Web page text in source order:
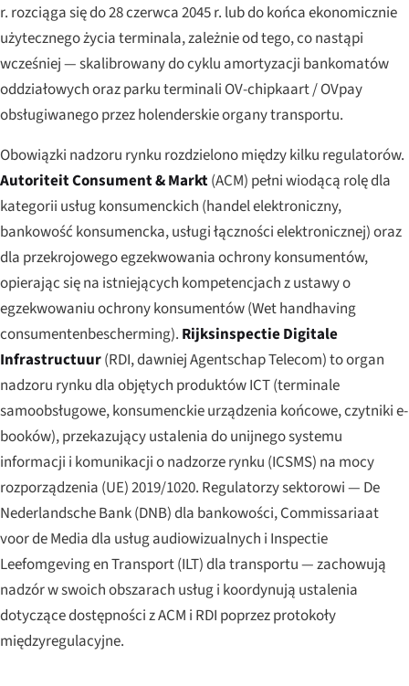
r. rozciąga się do 28 czerwca 2045 r. lub do końca ekonomicznie
użytecznego życia terminala, zależnie od tego, co nastąpi
wcześniej — skalibrowany do cyklu amortyzacji bankomatów
oddziałowych oraz parku terminali OV-chipkaart / OVpay
obsługiwanego przez holenderskie organy transportu.
Obowiązki nadzoru rynku rozdzielono między kilku regulatorów.
Autoriteit Consument & Markt(ACM) pełni wiodącą rolę dla
kategorii usług konsumenckich (handel elektroniczny,
bankowość konsumencka, usługi łączności elektronicznej) oraz
dla przekrojowego egzekwowania ochrony konsumentów,
opierając się na istniejących kompetencjach z ustawy o
egzekwowaniu ochrony konsumentów (Wet handhaving
consumentenbescherming). Rijksinspectie Digitale
Infrastructuur(RDI, dawniej Agentschap Telecom) to organ
nadzoru rynku dla objętych produktów ICT (terminale
samoobsługowe, konsumenckie urządzenia końcowe, czytniki e-
booków), przekazujący ustalenia do unijnego systemu
informacji i komunikacji o nadzorze rynku (ICSMS) na mocy
rozporządzenia (UE) 2019/1020. Regulatorzy sektorowi — De
Nederlandsche Bank (DNB) dla bankowości, Commissariaat
voor de Media dla usług audiowizualnych i Inspectie
Leefomgeving en Transport (ILT) dla transportu — zachowują
nadzór w swoich obszarach usług i koordynują ustalenia
dotyczące dostępności z ACM i RDI poprzez protokoły
międzyregulacyjne.